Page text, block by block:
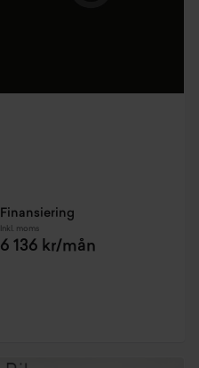
Finansiering
Inkl. moms
6 136 kr/mån